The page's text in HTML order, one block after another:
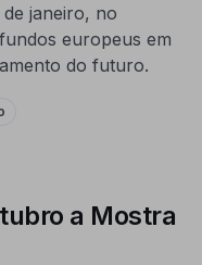
janeiro, no
europeus em
do futuro.
a Mostra